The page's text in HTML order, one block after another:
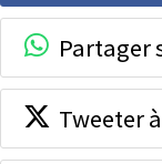
Partager
Tweeter